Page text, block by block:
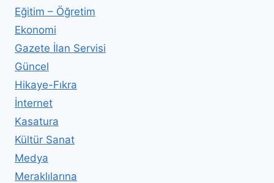
Eğitim – Öğretim
Ekonomi
Gazete İlan Servisi
Güncel
Hikaye-Fıkra
İnternet
Kasatura
Kültür Sanat
Medya
Meraklılarına